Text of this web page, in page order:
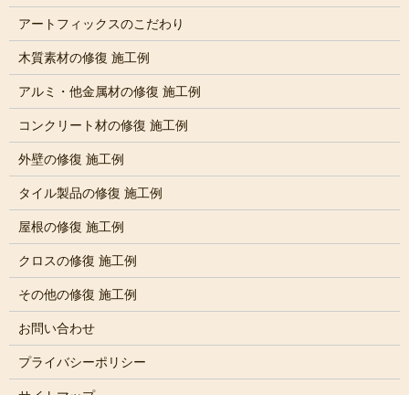
アートフィックスのこだわり
木質素材の修復 施工例
アルミ・他金属材の修復 施工例
コンクリート材の修復 施工例
外壁の修復 施工例
タイル製品の修復 施工例
屋根の修復 施工例
クロスの修復 施工例
その他の修復 施工例
お問い合わせ
プライバシーポリシー